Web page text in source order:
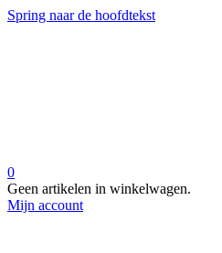
Spring naar de hoofdtekst
0
Geen artikelen in winkelwagen.
Mijn account